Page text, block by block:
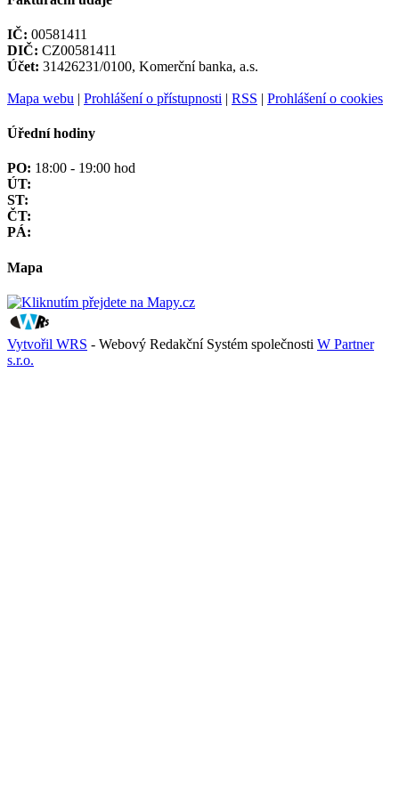
IČ: 00581411
DIČ: CZ00581411
Účet: 31426231/0100, Komerční banka, a.s.
Mapa webu | Prohlášení o přístupnosti | RSS | Prohlášení o cookies
Úřední hodiny
PO: 18:00 - 19:00 hod
ÚT:
ST:
ČT:
PÁ:
Mapa
Vytvořil WRS - Webový Redakční Systém společnosti W Partner
s.r.o.